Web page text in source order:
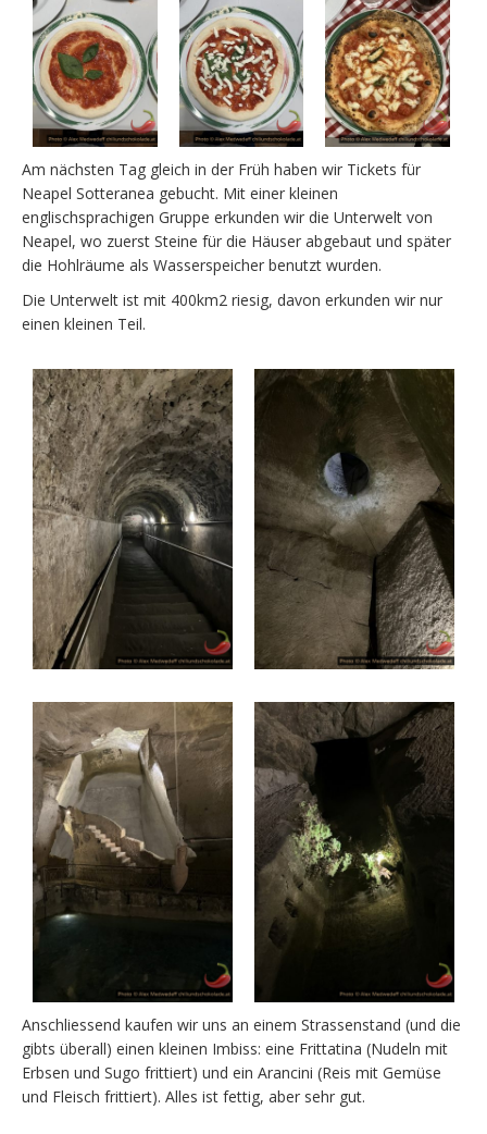
Am nächsten Tag gleich in der Früh haben wir Tickets für
Neapel Sotteranea gebucht. Mit einer kleinen
englischsprachigen Gruppe erkunden wir die Unterwelt von
Neapel, wo zuerst Steine für die Häuser abgebaut und später
die Hohlräume als Wasserspeicher benutzt wurden.
Die Unterwelt ist mit 400km2 riesig, davon erkunden wir nur
einen kleinen Teil.
Anschliessend kaufen wir uns an einem Strassenstand (und die
gibts überall) einen kleinen Imbiss: eine Frittatina (Nudeln mit
Erbsen und Sugo frittiert) und ein Arancini (Reis mit Gemüse
und Fleisch frittiert). Alles ist fettig, aber sehr gut.